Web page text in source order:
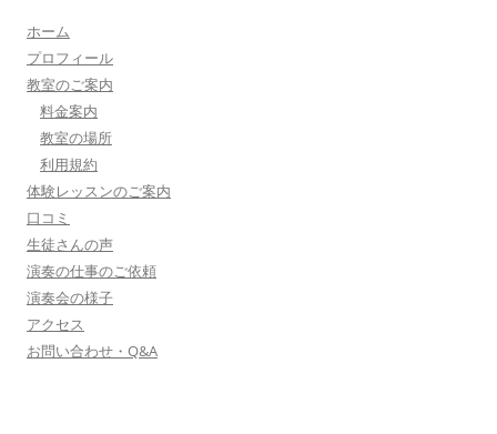
で、お父さんの様な存在です！
詳しく見る・・・
▼もっと詳しく・・・▼
ホーム
プロフィール
教室のご案内
料金案内
教室の場所
利用規約
体験レッスンのご案内
口コミ
生徒さんの声
演奏の仕事のご依頼
演奏会の様子
アクセス
お問い合わせ・Q&A